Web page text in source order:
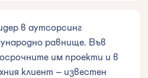
в аутсорсинг
равнище. Във
им проекти и в
клиент – известен